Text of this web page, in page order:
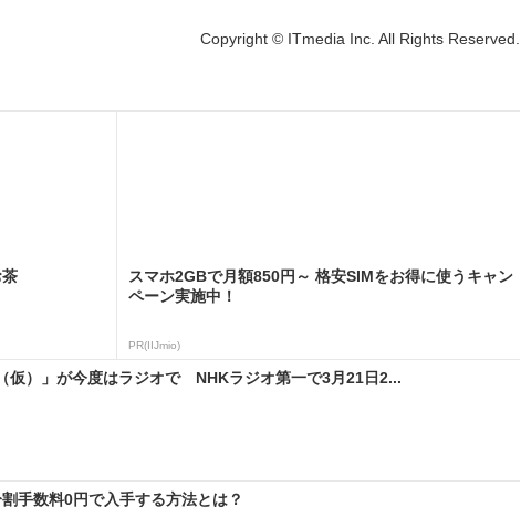
Copyright © ITmedia Inc. All Rights Reserved.
スマホ2GBで月額850円～ 格安SIMをお得に使うキャン
ペーン実施中！
PR(IIJmio)
仮）」が今度はラジオで NHKラジオ第一で3月21日2...
手数料0円で入手する方法とは？